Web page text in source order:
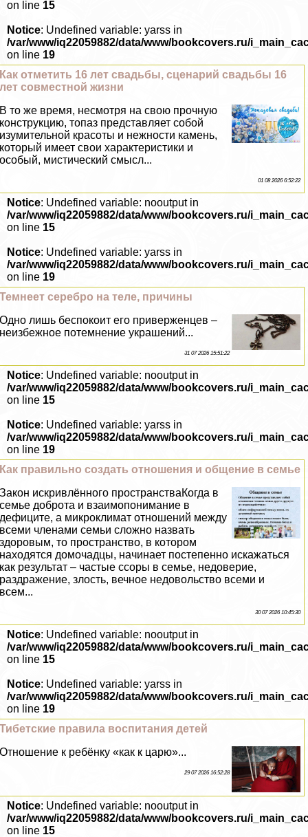
on line 15
Notice: Undefined variable: yarss in
/var/www/iq22059882/data/www/bookcovers.ru/
on line 19
Как отметить 16 лет свадьбы, сценарий свадьбы 16
лет совместной жизни
В то же время, несмотря на свою прочную
конструкцию, топаз представляет собой
изумительной красоты и нежности камень,
который имеет свои хаpaктеристики и
особый, мистический смысл...
01 08 2026 6:52:22
Notice: Undefined variable: nooutput in
/var/www/iq22059882/data/www/bookcovers.ru/
on line 15
Notice: Undefined variable: yarss in
/var/www/iq22059882/data/www/bookcovers.ru/
on line 19
Темнеет серебро на теле, причины
Одно лишь беспокоит его приверженцев –
неизбежное потемнение украшений...
31 07 2026 15:51:22
Notice: Undefined variable: nooutput in
/var/www/iq22059882/data/www/bookcovers.ru/
on line 15
Notice: Undefined variable: yarss in
/var/www/iq22059882/data/www/bookcovers.ru/
on line 19
Как правильно создать отношения и общение в семье
Закон искривлённого прострaнcтваКогда в
семье доброта и взаимопонимание в
дефиците, а микроклимат отношений между
всеми члeнами семьи сложно назвать
здоровым, то прострaнcтво, в котором
находятся домочадцы, начинает постепенно искажаться
как результат – частые ссоры в семье, недоверие,
раздражение, злость, вечное недовольство всеми и
всем...
30 07 2026 10:45:30
Notice: Undefined variable: nooutput in
/var/www/iq22059882/data/www/bookcovers.ru/
on line 15
Notice: Undefined variable: yarss in
/var/www/iq22059882/data/www/bookcovers.ru/
on line 19
Тибетские правила воспитания детей
Отношение к ребёнку «как к царю»...
29 07 2026 16:52:28
Notice: Undefined variable: nooutput in
/var/www/iq22059882/data/www/bookcovers.ru/
on line 15